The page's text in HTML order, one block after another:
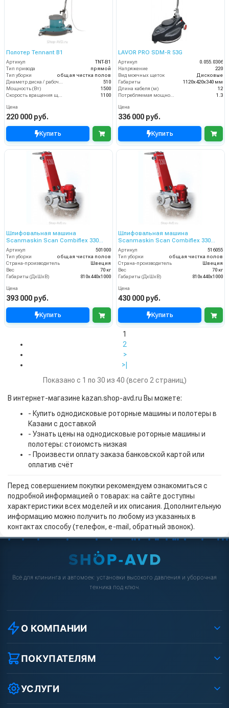
Полотер Tennant B1
Артикул
TNT-B1
Тип привода
прямой
Тип уборки
общая чистка полов
510
Мощность (Вт)
1500
1100
Цена
220 000 руб.
Купить
LAVOR PRO SDM-R 53G
Артикул
0.055.0306
Напряжение
220
Вид моечных щеток
Дисковые
Габариты
1120х420х340 мм
Длина кабеля (м)
12
1.3
Цена
336 000 руб.
Купить
Шлифовальная машина
Scanmaskin Scan Combiflex 330
(501000)
Артикул
501000
Тип уборки
общая чистка полов
Страна-производитель
Швеция
Вес
70 кг
Габариты (ДхШхВ)
810х440х1000
Цена
393 000 руб.
Купить
Шлифовальная машина
Scanmaskin Scan Combiflex 330
(516055)
Артикул
516055
Тип уборки
общая чистка полов
Страна-производитель
Швеция
Вес
70 кг
Габариты (ДхШхВ)
810х440х1000
Цена
430 000 руб.
Купить
1
2
>
>|
Показано с 1 по 30 из 40 (всего 2 страниц)
В интернет-магазине kazan.shop-avd.ru Вы можете:
- Купить однодисковые роторные машины и полотеры в
Казани с доставкой
- Узнать цены на однодисковые роторные машины и
полотеры: стоиомсть низкая
- Произвести оплату заказа банковской картой или
оплатив счёт
Перед совершением покупки рекомендуем ознакомиться с
подробной информацией о товарах: на сайте доступны
характеристики всех моделей и их описания. Дополнительную
информацию можно получить по любому из указанных в
контактах способу (телефон, e-mail, обратный звонок).
Всё для клининга и автомоек: установки высокого давления и уборочная
техника под ключ.
О КОМПАНИИ
О компании
Реквизиты ООО «Шоп АВД»
Условия соглашения
Вакансии
ПОКУПАТЕЛЯМ
Как заказать?
Оплата
УСЛУГИ
Ремонт АВД